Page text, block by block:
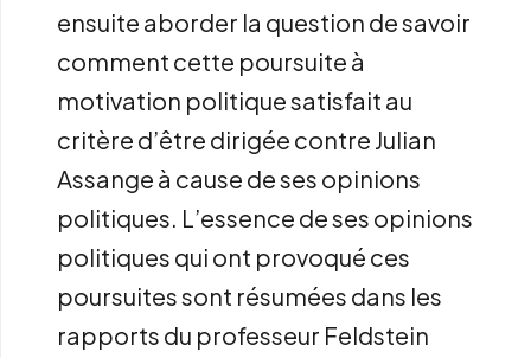
ensuite aborder la question de savoir
comment cette poursuite à
motivation politique satisfait au
critère d’être dirigée contre Julian
Assange à cause de ses opinions
politiques. L’essence de ses opinions
politiques qui ont provoqué ces
poursuites sont résumées dans les
rapports du professeur Feldstein